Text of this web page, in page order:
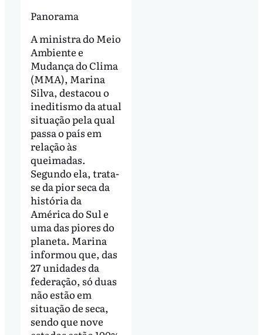
Panorama
A ministra do Meio
Ambiente e
Mudança do Clima
(MMA), Marina
Silva, destacou o
ineditismo da atual
situação pela qual
passa o país em
relação às
queimadas.
Segundo ela, trata-
se da pior seca da
história da
América do Sul e
uma das piores do
planeta. Marina
informou que, das
27 unidades da
federação, só duas
não estão em
situação de seca,
sendo que nove